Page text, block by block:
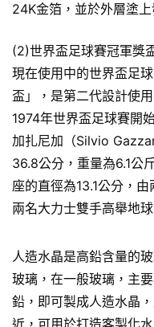
24K金箔，並於外層塗
(2)世界盃足球賽冠軍獎
現在使用中的世界盃足
盃」，是第二代設計使
1974年世界盃足球賽開
加扎尼加（Silvio
36.8公分，重量為6.1公
座的直徑為13.1公分，
兩名大力士雙手高舉地球
人造水晶是高鉛含量的
玻璃，在一般玻璃，主
鉛，即可製成人造水晶